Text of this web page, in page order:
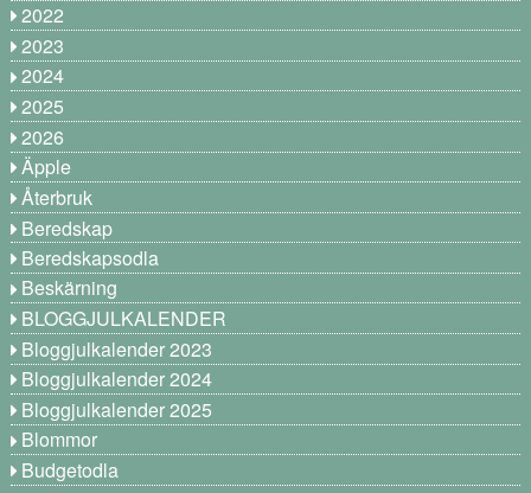
2022
2023
2024
2025
2026
Äpple
Återbruk
Beredskap
Beredskapsodla
Beskärning
BLOGGJULKALENDER
Bloggjulkalender 2023
Bloggjulkalender 2024
Bloggjulkalender 2025
Blommor
Budgetodla